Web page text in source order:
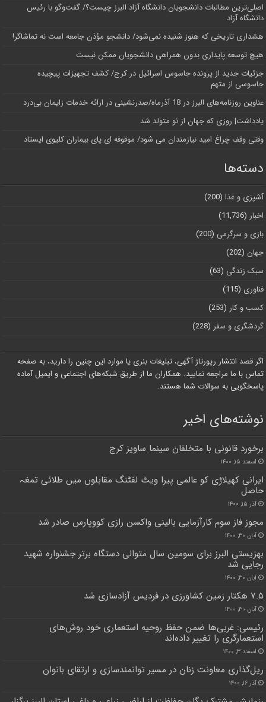
اصلی‌ترین مطالبات دانشجویان دانشگاه آزاد البرز چیست؟/ گفت‌وگو با رئیس
دانشگاه آز‌اد
هشداری تاریخی که هنوز شنیده نمی‌شود/ دانشجو مؤذن جامعه است نه تماشاگر!
هیچ توسعه پایداری بدون همراهی دانشجویان ممکن نیست
جزئیات جدید از پرونده جاسوس اسرائیل در کرج/‌ کشف تجهیزات پیچیده
جاسوسی از متهم
عناوین روزنامه‌های البرز در ‌18 آذرماه/صدرنشینی در ارائه خدمات زایمان بی‌درد
یادداشت| روزی که جهان از نو متولد شد
وقتی وقف چراغ امید نیازمندان می شود/ موقوفه ای پای بیماران کلیوی ایستاد
دسته‌ها
آشپزی و غذا (200)
اخبار (11,736)
بازی و سرگرمی (200)
جهان (202)
سبک زندگی (63)
فناوری (115)
کسب و کار (253)
گردشگری و سفر (228)
اگر قصد انتشار رپورتاژ آگهی، تبلیغات بنری یا موارد این چنین را دارید، به صفحه
تماس با ما مراجعه نمایید. همکاران ما از طریق شبکه‌های اجتماعی و ایمیل آماده
پاسخگویی به سوالات شما هستند.
نوشته‌های اخیر
برخورد قانونی با متخلفان سینما ساویز کرج
اسفند ۱۵, ۱۴۰۰
ایرانی کھیلاڑی کو عالمی پیرا ویٹ لفٹنگ مقابلوں میں طلائی تمغہ
حاصل
آذر ۱۵, ۱۴۰۰
مجوز فاز سوم کارآزمایی بالینی واکسن رازی کووپارس صادر شد
آبان ۳۰, ۱۴۰۰
بهزیستی البرز برای سومین سال متوالی دستگاه برتر جشنواره شهید
رجایی شد
آبان ۳۰, ۱۴۰۰
۷.۵ هکتار زمین کشاورزی در فردیس آزادسازی شد
آبان ۳۰, ۱۴۰۰
رئیسی: غربی‌ها ضمن حفظ روحیه استعماری خود روش‌های
استعمارگری را تغییر داده‌اند
اسفند ۳, ۱۴۰۰
ریل‌گذاری معاونت زنان در مسیر توانمندسازی و ارتقای بانوان
آذر ۱۶, ۱۴۰۰